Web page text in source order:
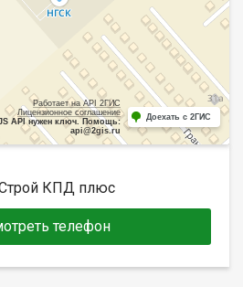
Работает на API 2ГИС
Лицензионное соглашение
API нужен ключ. Помощь:
api@2gis.ru
Доехать с 2ГИС
КПД плюс
телефон